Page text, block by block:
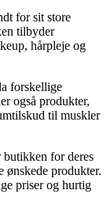
for sit store
tilbyder
hårpleje og
forskellige
også produkter,
til muskler
butikken for deres
ønskede produkter.
priser og hurtig